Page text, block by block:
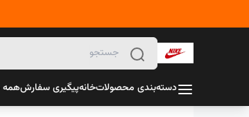
دسته‌بندی محصولاتخانهپیگیری سفارشهمه